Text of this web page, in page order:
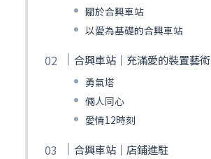
關於合興車站
以愛為基礎的合興車站
合興車站｜充滿愛的裝置藝術
勇氣塔
倆人同心
愛情12時刻
合興車站｜店鋪進駐